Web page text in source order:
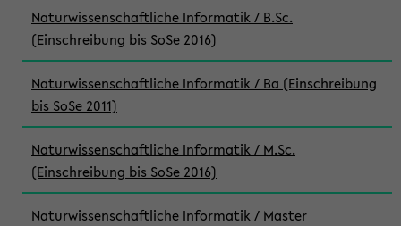
Naturwissenschaftliche Informatik / B.Sc.
(Einschreibung bis SoSe 2016)
Naturwissenschaftliche Informatik / Ba (Einschreibung
bis SoSe 2011)
Naturwissenschaftliche Informatik / M.Sc.
(Einschreibung bis SoSe 2016)
Naturwissenschaftliche Informatik / Master